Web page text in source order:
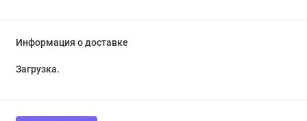
Информация о доставке
Загрузка...